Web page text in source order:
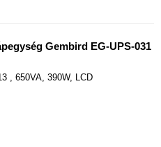
Gembird EG-UPS-031
, 650VA, 390W, LCD